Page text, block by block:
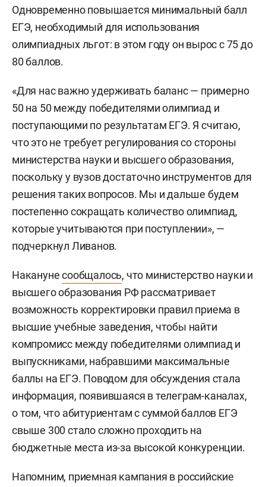
Одновременно повышается минимальный балл
ЕГЭ, необходимый для использования
олимпиадных льгот: в этом году он вырос с 75 до
80 баллов.
«Для нас важно удерживать баланс — примерно
50 на 50 между победителями олимпиад и
поступающими по результатам ЕГЭ. Я считаю,
что это не требует регулирования со стороны
министерства науки и высшего образования,
поскольку у вузов достаточно инструментов для
решения таких вопросов. Мы и дальше будем
постепенно сокращать количество олимпиад,
которые учитываются при поступлении», —
подчеркнул Ливанов.
Наканунесообщалось, что министерство науки и
высшего образования РФ рассматривает
возможность корректировки правил приема в
высшие учебные заведения, чтобы найти
компромисс между победителями олимпиад и
выпускниками, набравшими максимальные
баллы на ЕГЭ. Поводом для обсуждения стала
информация, появившаяся в телеграм-каналах,
о том, что абитуриентам с суммой баллов ЕГЭ
свыше 300 стало сложно проходить на
бюджетные места из-за высокой конкуренции.
Напомним, приемная кампания в российские